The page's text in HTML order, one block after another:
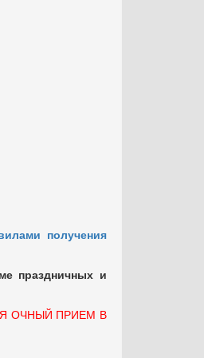
получения
праздничных и
ОЧНЫЙ ПРИЕМ В